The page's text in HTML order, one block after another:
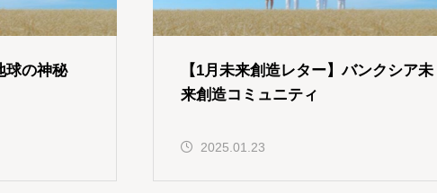
球の神秘
【1月未来創造レター】バンクシア未
来創造コミュニティ
2025.01.23